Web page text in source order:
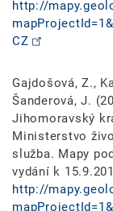
http://
CZ
Gajdošová, Z.,
Šanderová, J.
Jihomoravský
Ministerstvo
služba. Mapy
vydání k
http://